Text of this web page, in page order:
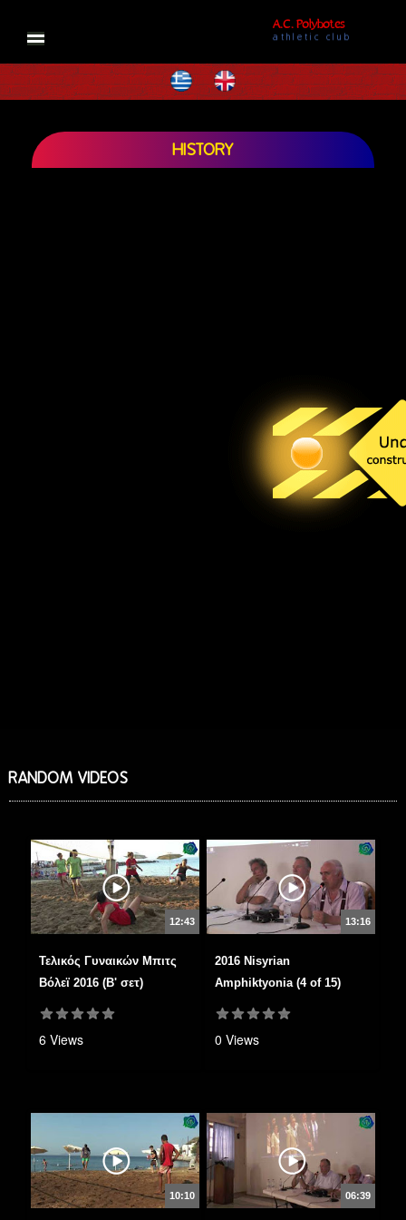
HOME
NISYROS
A.C. Polybotes
athletic club
HISTORY
RANDOM VIDEOS
12:43
Τελικός Γυναικών Μπιτς
Βόλεϊ 2016 (Β' σετ)
6 Views
13:16
2016 Nisyrian
Amphiktyonia (4 of 15)
0 Views
10:10 06:39